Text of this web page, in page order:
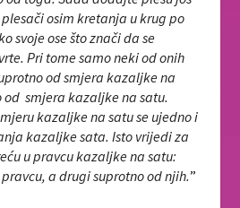
osim kretanja u krug po
svoje ose što znači da se
Pri tome samo neki od onih
od smjera kazaljke na
od smjera kazaljke na satu.
kazaljke na satu se ujedno i
kazaljke sata. Isto vrijedi za
u pravcu kazaljke na satu:
a drugi suprotno od njih.”